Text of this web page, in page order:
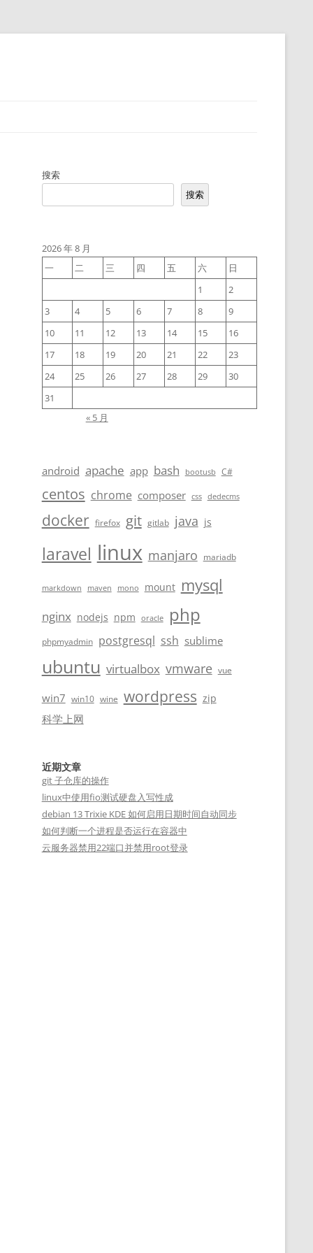
搜索
搜索
2026 年 8 月
一
二 三 四 五 六
日
1
2
3
4 5 6 7 8
9
10
11 12 13 14 15
16
17
18 19 20 21 22
23
24
25 26 27 28 29
30
31
« 5 月
android apache app bash bootusb C#
centos chrome composer css dedecms
docker firefox git gitlab java js
laravel linux manjaro mariadb
markdown maven mono mount mysql
nginx nodejs npm oracle php
phpmyadmin postgresql ssh sublime
ubuntu virtualbox vmware vue
win7 win10 wine wordpress zip
科学上网
近期文章
git 子仓库的操作
linux中使用fio测试硬盘入写性成
debian 13 Trixie KDE 如何启用日期时间自动同步
如何判断一个进程是否运行在容器中
云服务器禁用22端口并禁用root登录